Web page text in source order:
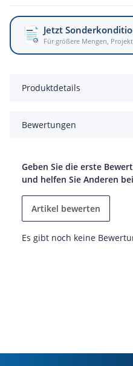
Jetzt
Für größere Mengen,
Produktdetails
Bewertungen
Geben Sie die erste
und helfen Sie Anderen
Artikel bewerten
Es gibt noch keine